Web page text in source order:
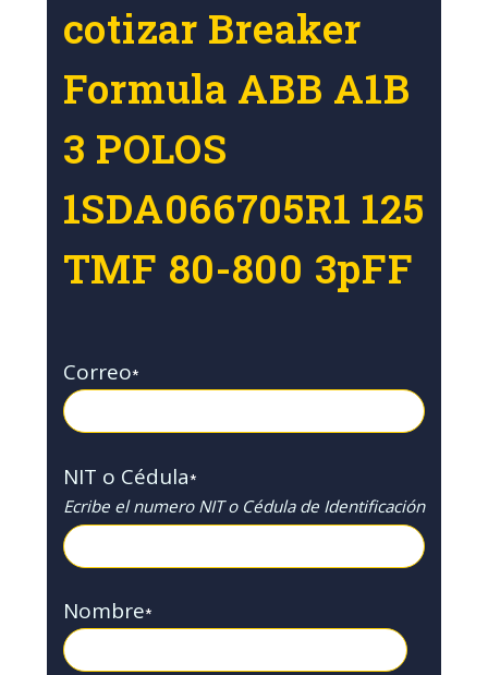
cotizar Breaker
Formula ABB A1B
3 POLOS
1SDA066705R1 125
TMF 80-800 3pFF
Correo*
NIT o Cédula*
Ecribe el numero NIT o Cédula de Identificación
Nombre*